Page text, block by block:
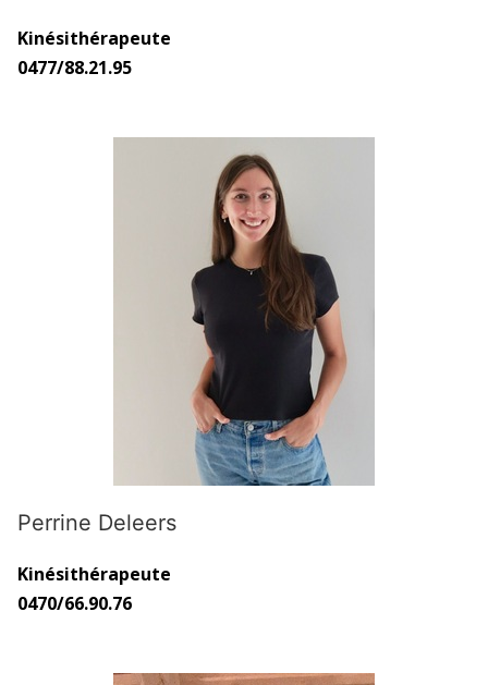
Kinésithérapeute
0477/88.21.95
Perrine Deleers
Kinésithérapeute
0470/66.90.76